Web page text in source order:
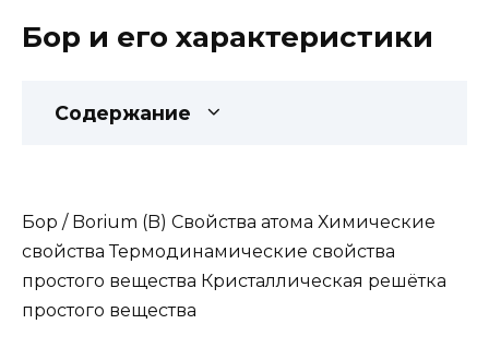
Бор и его характеристики
Содержание
Бор / Borium (B) Свойства атома Химические
свойства Термодинамические свойства
простого вещества Кристаллическая решётка
простого вещества